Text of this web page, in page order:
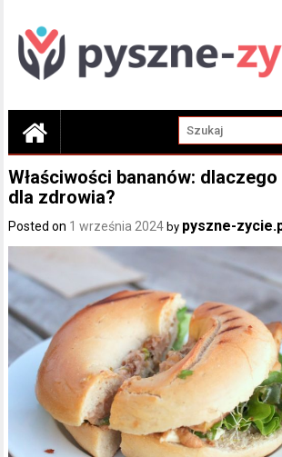
content
Właściwości bananów:
dla zdrowia?
Posted on 1 września 2024 by pyszne-